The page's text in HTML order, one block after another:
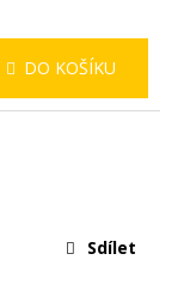
DO KOŠÍKU
Sdílet